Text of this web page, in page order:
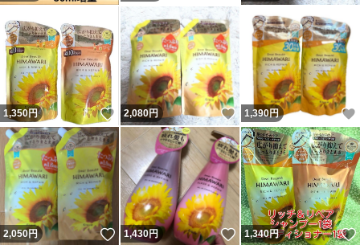
1,350円 いいね！
2,080円 いいね！
1,390円
2,050円 いいね！
1,430円 いいね！
1,340円